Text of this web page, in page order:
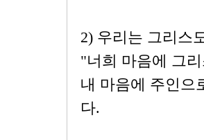
2) 우리는 그리스
"너희 마음에 그
내 마음에 주인으
다.